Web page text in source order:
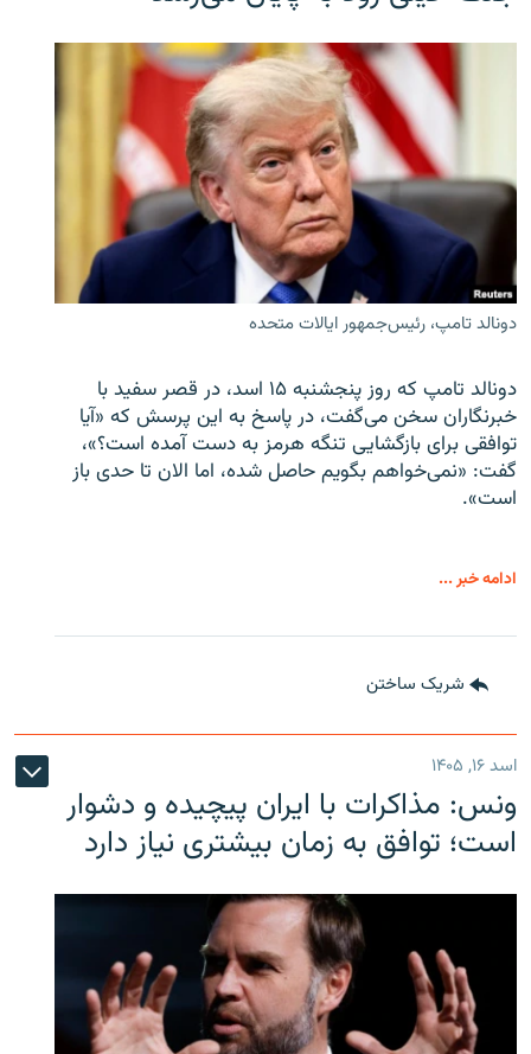
دونالد تامپ، رئیس‌جمهور ایالات متحده
دونالد تامپ که روز پنجشنبه ۱۵ اسد، در قصر سفید با
خبرنگاران سخن می‌گفت، در پاسخ به این پرسش که «آیا
توافقی برای بازگشایی تنگه هرمز به دست آمده است؟»،
گفت: «نمی‌خواهم بگویم حاصل شده، اما الان تا حدی باز
است».
ادامه خبر ...
شریک ساختن
اسد ۱۶, ۱۴۰۵
ونس: مذاکرات با ایران پیچیده و دشوار
است؛ توافق به زمان بیشتری نیاز دارد